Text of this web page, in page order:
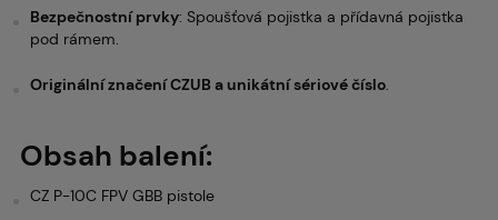
Bezpečnostní prvky: Spoušťová pojistka a přídavná pojistka
pod rámem.
Originální značení CZUB a unikátní sériové číslo
Obsah balení:
CZ P-10C FPV GBB pistole